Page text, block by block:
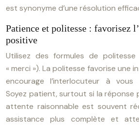
est synonyme d’une résolution
Patience et politesse : favorisez
positive
Utilisez des formules de
« merci »). La politesse favorise une
encourage l’interlocuteur à vous
Soyez patient, surtout si la réponse
attente raisonnable est souvent
assistance plus complète et